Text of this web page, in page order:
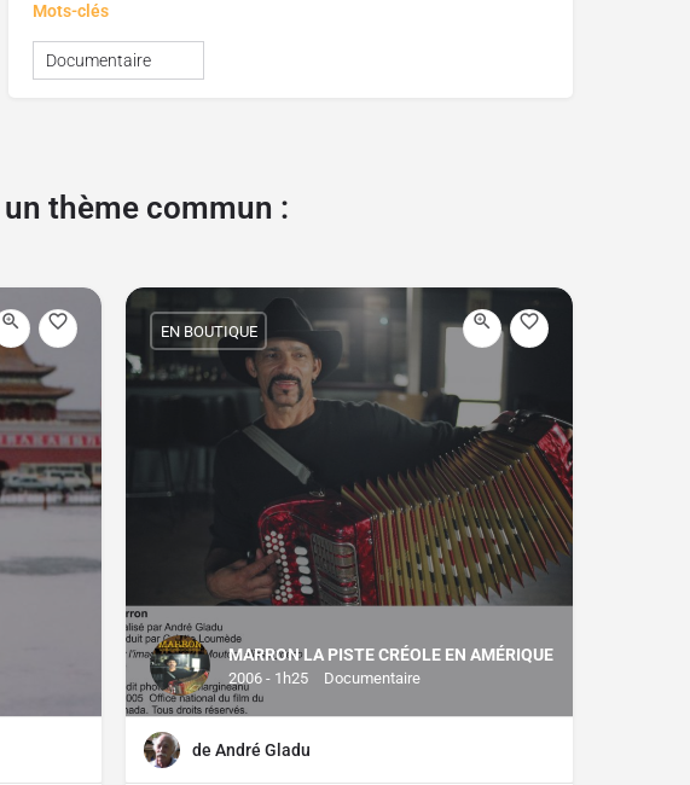
Mots-clés
Documentaire
thème commun :
MARRON LA PISTE CRÉOLE EN AMÉRIQUE
2006 - 1h25 Documentaire
EN BOUTIQUE
de André Gladu